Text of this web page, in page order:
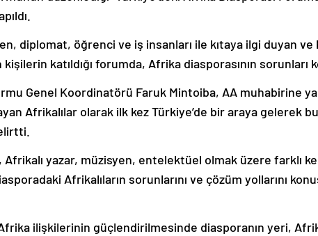
diplomat, öğrenci ve iş insanları ile kıtaya ilgi duyan ve
katıldığı forumda, Afrika diasporasının sorunları
Genel Koordinatörü Faruk Mintoiba, AA muhabirine
Afrikalılar olarak ilk kez Türkiye’de bir araya gelerek
Afrikalı yazar, müzisyen, entelektüel olmak üzere farklı
Afrikalıların sorunlarını ve çözüm yollarını
ilişkilerinin güçlendirilmesinde diasporanın yeri,